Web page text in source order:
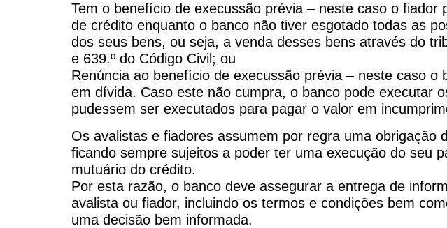
Tem o benefício de execussão prévia – neste caso o
de crédito enquanto o banco não tiver esgotado todas as
dos seus bens, ou seja, a venda desses bens através do
e 639.º do Código Civil; ou
Renúncia ao benefício de execussão prévia – neste caso
em dívida. Caso este não cumpra, o banco pode executar
pudessem ser executados para pagar o valor em
Os avalistas e fiadores assumem por regra uma
ficando sempre sujeitos a poder ter uma execução do seu
mutuário do crédito.
Por esta razão, o banco deve assegurar a entrega de
avalista ou fiador, incluindo os termos e condições bem
uma decisão bem informada.